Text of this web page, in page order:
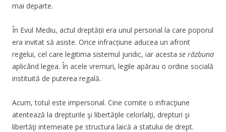
mai departe.
În Evul Mediu, actul dreptății era unul personal la care poporul
era invitat să asiste. Orice infracțiune aducea un afront
regelui, cel care legitima sistemul juridic, iar acesta se răzbuna
aplicând legea. În acele vremuri, legile apărau o ordine socială
instituită de puterea regală.
Acum, totul este impersonal. Cine comite o infracţiune
atentează la drepturile şi libertăţile celorlalţi, drepturi şi
libertăţi intemeiate pe structura laică a statului de drept.